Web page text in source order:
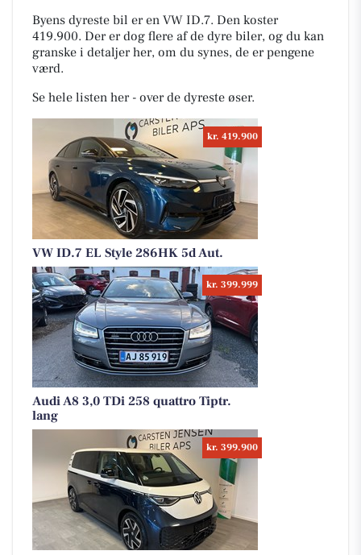
Byens dyreste bil er en VW ID.7. Den koster
419.900. Der er dog flere af de dyre biler, og du kan
granske i detaljer her, om du synes, de er pengene
værd.
Se hele listen her - over de dyreste øser.
kr. 419.900
VW ID.7 EL Style 286HK 5d Aut.
kr. 399.999
Audi A8 3,0 TDi 258 quattro Tiptr.
lang
kr. 399.900